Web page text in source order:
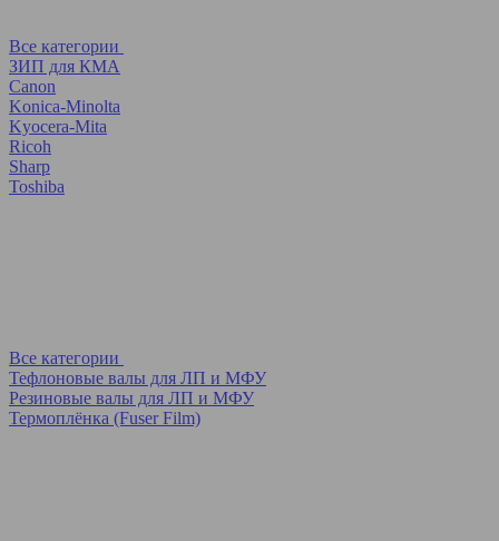
Все категории
ЗИП для КМА
Canon
Konica-Minolta
Kyocera-Mita
Ricoh
Sharp
Toshiba
Все категории
Тефлоновые валы для ЛП и МФУ
Резиновые валы для ЛП и МФУ
Термоплёнка (Fuser Film)